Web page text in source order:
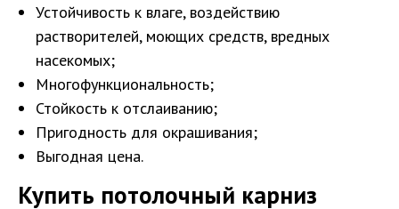
Устойчивость к влаге, воздействию
растворителей, моющих средств, вредных
насекомых;
Многофункциональность;
Стойкость к отслаиванию;
Пригодность для окрашивания;
Выгодная цена.
Купить потолочный карниз
Санкт-Петербург, DESIGN DISTRICT DAA,
Красногвардейская пл., 3, пом. Е4-120,
4-й этаж
+7 (921) 330-13-13
Мы ВКонтакте